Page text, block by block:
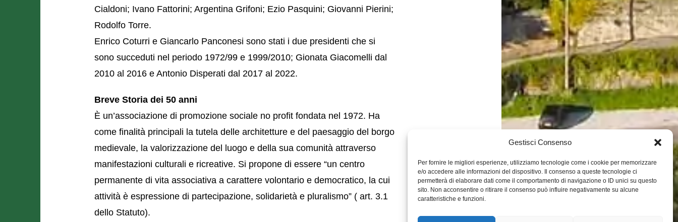
Gestisci Consenso
Per fornire le migliori esperienze, utilizziamo tecnologie come i cookie per memorizzare
e/o accedere alle informazioni del dispositivo. Il consenso a queste tecnologie ci
permetterà di elaborare dati come il comportamento di navigazione o ID unici su questo
sito. Non acconsentire o ritirare il consenso può influire negativamente su alcune
caratteristiche e funzioni.
Cialdoni; Ivano Fattorini; Argentina Grifoni; Ezio Pasquini; Giovanni Pierini;
Rodolfo Torre.
Enrico Coturri e Giancarlo Panconesi sono stati i due presidenti che si
sono succeduti nel periodo 1972/99 e 1999/2010; Gionata Giacomelli dal
2010 al 2016 e Antonio Disperati dal 2017 al 2022.
Breve Storia dei 50 anni
È un’associazione di promozione sociale no profit fondata nel 1972. Ha
come finalità principali la tutela delle architetture e del paesaggio del borgo
medievale, la valorizzazione del luogo e della sua comunità attraverso
manifestazioni culturali e ricreative. Si propone di essere “un centro
permanente di vita associativa a carattere volontario e democratico, la cui
attività è espressione di partecipazione, solidarietà e pluralismo” ( art. 3.1
dello Statuto).